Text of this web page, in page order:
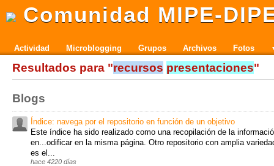
Comunidad MIPE-
Actividad Microblogging Grupos Archivos Fotos
Resultados para "recursos presentaciones"
Blogs
Índice: navega por el repositorio en función de un objetivo
Este índice ha sido realizado como una recopilación de la
en...odificar en la misma página. Otro repositorio con amplia
es el...
hace 4220 días